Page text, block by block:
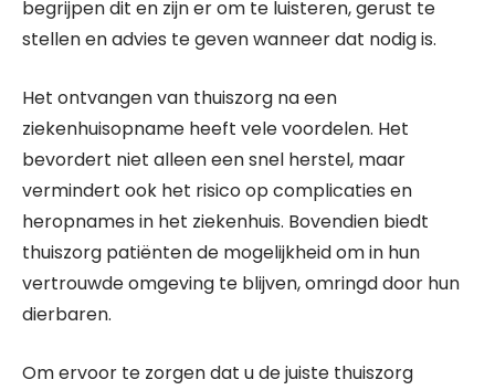
begrijpen dit en zijn er om te luisteren, gerust te
stellen en advies te geven wanneer dat nodig is.
Het ontvangen van thuiszorg na een
ziekenhuisopname heeft vele voordelen. Het
bevordert niet alleen een snel herstel, maar
vermindert ook het risico op complicaties en
heropnames in het ziekenhuis. Bovendien biedt
thuiszorg patiënten de mogelijkheid om in hun
vertrouwde omgeving te blijven, omringd door hun
dierbaren.
Om ervoor te zorgen dat u de juiste thuiszorg